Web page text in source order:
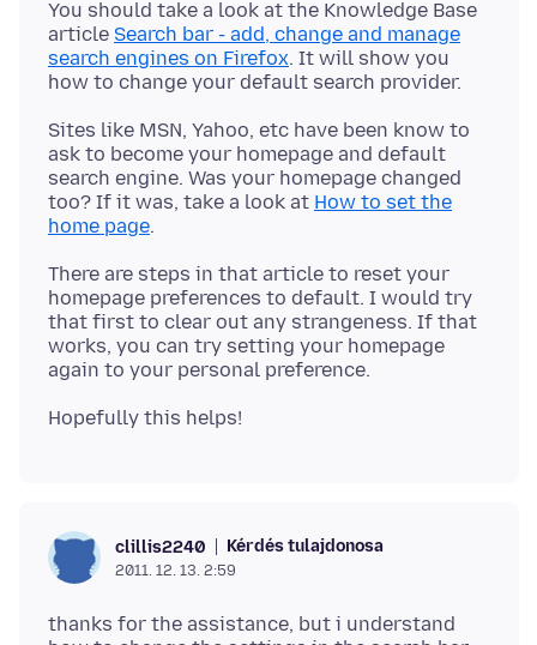
You should take a look at the Knowledge Base
article Search bar - add, change and manage
search engines on Firefox. It will show you
Sites like MSN, Yahoo, etc have been know to
ask to become your homepage and default
search engine. Was your homepage changed
too? If it was, take a look at How to set the
home page
There are steps in that article to reset your
homepage preferences to default. I would try
that first to clear out any strangeness. If that
works, you can try setting your homepage
clillis2240 Kérdés tulajdonosa
2011. 12. 13. 2:59
thanks for the assistance, but i understand